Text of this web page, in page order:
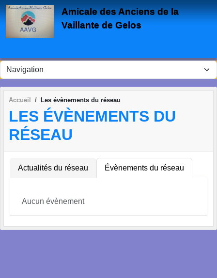
Amicale des Anciens de la
Vaillante de Gelos
Accueil Les évènements du réseau
LES ÉVÈNEMENTS DU
RÉSEAU
Actualités du réseau Évènements du réseau
Aucun évènement
Panneau de gestion des cookies